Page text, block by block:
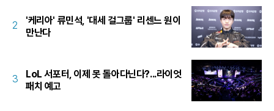
2
'케리아' 류민석, '대세 걸그룹' 리센느 원이
만난다
3
LoL 서포터, 이제 못 돌아다닌다?...라이엇
패치 예고